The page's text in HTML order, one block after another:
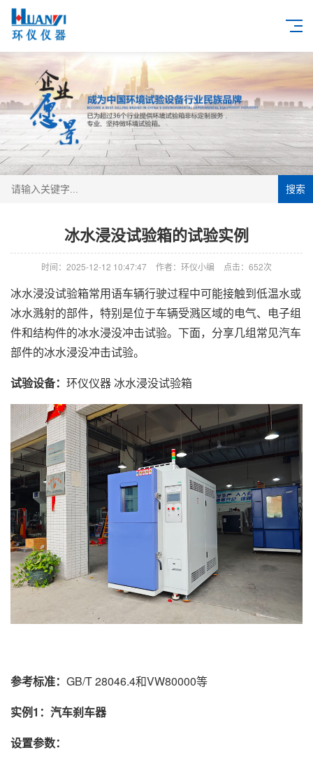
搜索
冰水浸没试验箱的试验实例
时间：2025-12-12 10:47:47 作者：环仪小编 点击： 652次
冰水浸没试验箱常用语车辆行驶过程中可能接触到低温水或
冰水溅射的部件，特别是位于车辆受溅区域的电气、电子组
件和结构件的冰水浸没冲击试验。下面，分享几组常见汽车
部件的冰水浸没冲击试验。
试验设备： 环仪仪器 冰水浸没试验箱
参考标准： GB/T 28046.4和VW80000等
实例1：汽车刹车器
设置参数：